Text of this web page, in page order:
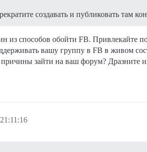
создавать и публиковать там
из способов обойти FB. Привлекайте
вашу группу в FB в живом
причины зайти на ваш форум? Дразните